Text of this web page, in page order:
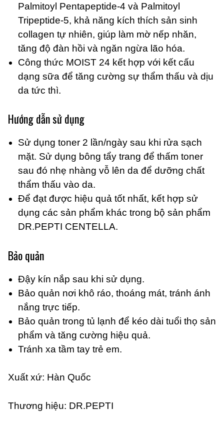
Palmitoyl Pentapeptide-4 và Palmitoyl
Tripeptide-5, khả năng kích thích sản sinh
collagen tự nhiên, giúp làm mờ nếp nhăn,
tăng độ đàn hồi và ngăn ngừa lão hóa.
Công thức MOIST 24 kết hợp với kết cấu
dạng sữa để tăng cường sự thẩm thấu và dịu
da tức thì.
Hướng dẫn sử dụng
Sử dụng toner 2 lần/ngày sau khi rửa sạch
mặt. Sử dụng bông tẩy trang để thấm toner
sau đó nhẹ nhàng vỗ lên da để dưỡng chất
thẩm thấu vào da.
Để đạt được hiệu quả tốt nhất, kết hợp sử
dụng các sản phẩm khác trong bộ sản phẩm
DR.PEPTI CENTELLA.
Bảo quản
Đậy kín nắp sau khi sử dụng.
Bảo quản nơi khô ráo, thoáng mát, tránh ánh
nắng trực tiếp.
Bảo quản trong tủ lạnh để kéo dài tuổi thọ sản
phẩm và tăng cường hiệu quả.
Tránh xa tầm tay trẻ em.
Xuất xứ: Hàn Quốc
Thương hiệu: DR.PEPTI